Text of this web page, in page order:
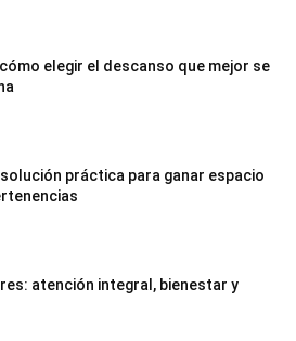
elegir el descanso que mejor se
práctica para ganar espacio
atención integral, bienestar y